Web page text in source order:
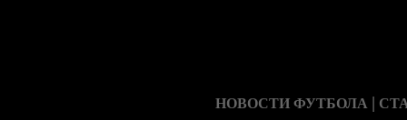
НОВОСТИ ФУТБОЛА |